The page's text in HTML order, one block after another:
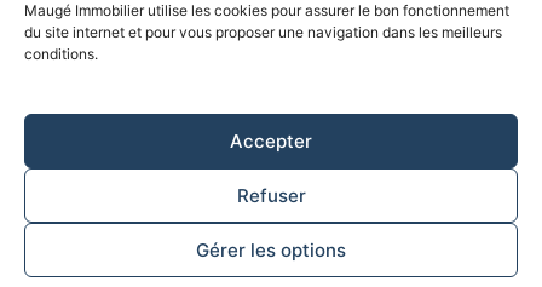
Maugé Immobilier utilise les cookies pour assurer le bon fonctionnement
du site internet et pour vous proposer une navigation dans les meilleurs
conditions.
Accepter
Refuser
Gérer les options